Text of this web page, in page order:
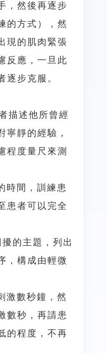
，然後再逐步
的方式），然
現的肌肉緊張
反應，一旦此
步克服。
述他所曾經
靜的經驗，
程度量尺來測
間，訓練患
患者可以完全
的主題，列出
，構成由輕微
數秒鐘，然
數秒，再請患
的程度，不再